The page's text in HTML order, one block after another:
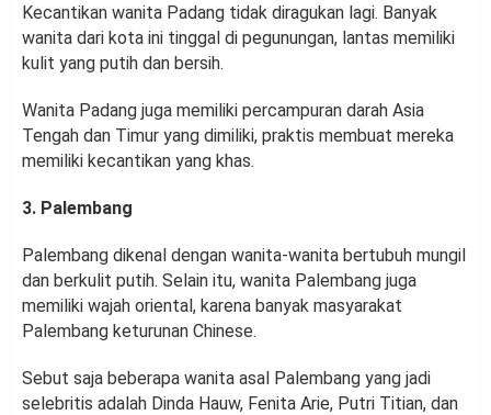
Kecantikan wanita Padang tidak diragukan lagi. Banyak
wanita dari kota ini tinggal di pegunungan, lantas memiliki
kulit yang putih dan bersih.
Wanita Padang juga memiliki percampuran darah Asia
Tengah dan Timur yang dimiliki, praktis membuat mereka
memiliki kecantikan yang khas.
3. Palembang
Palembang dikenal dengan wanita-wanita bertubuh mungil
dan berkulit putih. Selain itu, wanita Palembang juga
memiliki wajah oriental, karena banyak masyarakat
Palembang keturunan Chinese.
Sebut saja beberapa wanita asal Palembang yang jadi
selebritis adalah Dinda Hauw, Fenita Arie, Putri Titian, dan